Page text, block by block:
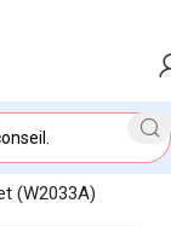
HP 415A
(W2033A)